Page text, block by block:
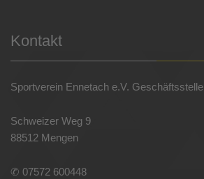
Kontakt
Sportverein Ennetach e.V. Geschäftsstelle
Schweizer Weg 9
88512 Mengen
✆ 07572 600448